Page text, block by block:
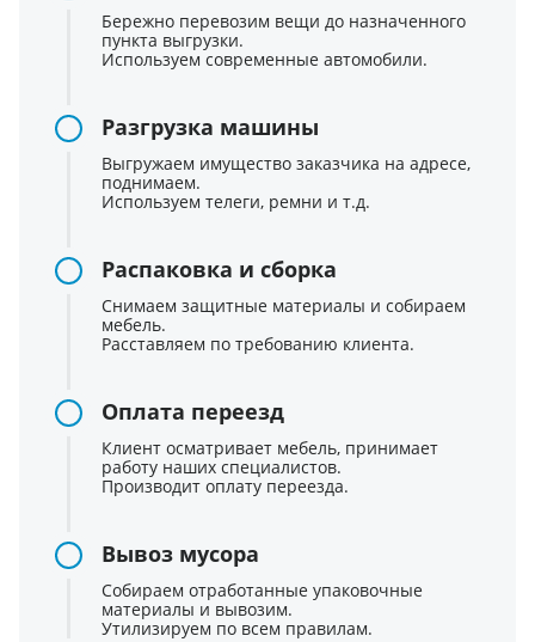
Бережно перевозим вещи до назначенного
пункта выгрузки.
Используем современные автомобили.
Разгрузка машины
Выгружаем имущество заказчика на адресе,
поднимаем.
Используем телеги, ремни и т.д.
Распаковка и сборка
Снимаем защитные материалы и собираем
мебель.
Расставляем по требованию клиента.
Оплата переезд
Клиент осматривает мебель, принимает
работу наших специалистов.
Производит оплату переезда.
Вывоз мусора
Собираем отработанные упаковочные
материалы и вывозим.
Утилизируем по всем правилам.